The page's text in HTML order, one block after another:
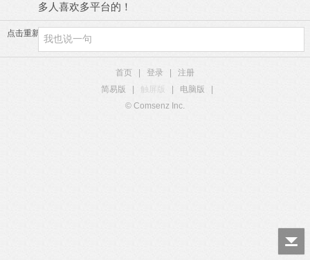
多人喜欢多平台的！
点击重新加载
首页 登录
注册
简易版
触屏版 电脑版
© Comsenz Inc.